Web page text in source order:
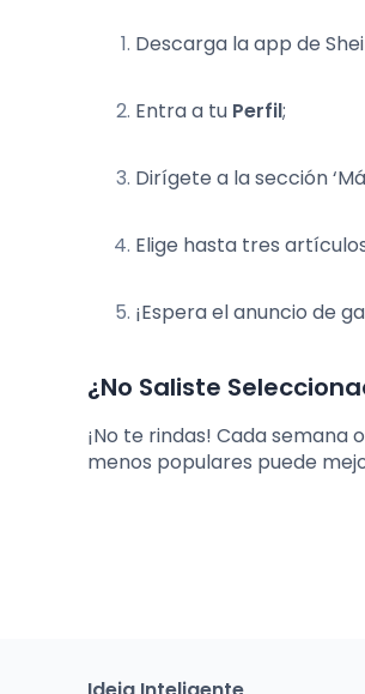
Descarga la app de
Entra a tu Perfil;
Dirígete a la sección
Elige hasta tres
¡Espera el anuncio de
¿No Saliste
¡No te rindas! Cada
menos populares puede